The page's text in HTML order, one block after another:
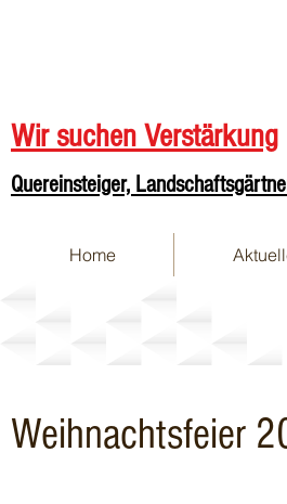
Wir suchen Verstärkung
Quereinsteiger,
Home
Weihnachtsfeier